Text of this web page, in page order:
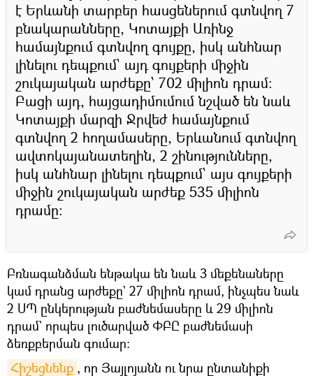
է Երևանի տարբեր հասցեներում գտնվող 7
բնակարանները, Կոտայքի Առինջ
համայնքում գտնվող գույքը, իսկ անհնար
լինելու դեպքում՝ այդ գույքերի միջին
շուկայական արժեքը՝ 702 միլիոն դրամ։
Բացի այդ, հայցադիմումում նշված են նաև
Կոտայքի մարզի Ջրվեժ համայնքում
գտնվող 2 հողամասերը, Երևանում գտնվող
ավտոկայանատեղին, 2 շինությունները,
իսկ անհնար լինելու դեպքում՝ այս գույքերի
միջին շուկայական արժեք 535 միլիոն
դրամը։
Բռնագանձման ենթակա են նաև 3 մեքենաները
կամ դրանց արժեքը` 27 միլիոն դրամ, ինչպես նաև
2 ՍՊ ընկերության բաժնեմասերը և 29 միլիոն
դրամ` որպես լուծարված ՓԲԸ բաժնեմասի
ձեռքբերման գումար։
Հիշեցնենք , որ Յայլոյանն ու նրա ընտանիքի